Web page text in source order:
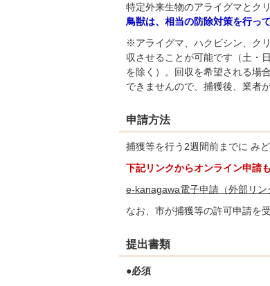
特定外来生物のアライグマとク
鳥獣は、相当の防除対策を行っ
※アライグマ、ハクビシン、ク
収させることが可能です（土・
を除く）。回収を希望される場
できませんので、捕獲後、業者
申請方法
捕獲等を行う2週間前までに み
下記リンクからオンライン申請も
e-kanagawa電子申請（外部リン
なお、市が捕獲等の許可申請を
提出書類
●必須